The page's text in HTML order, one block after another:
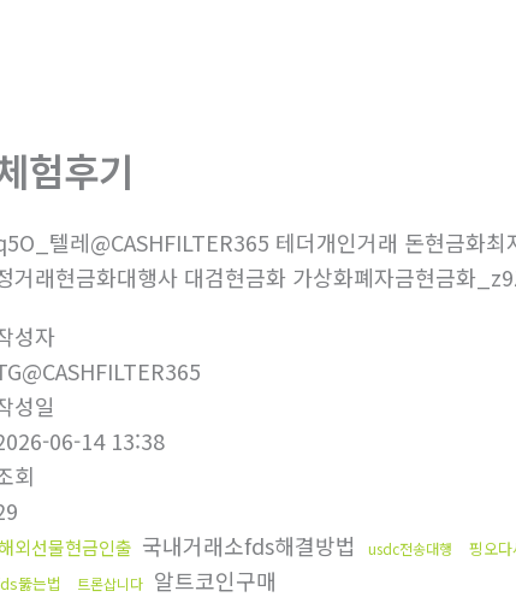
험후기
텔레@CASHFILTER365 테더개인거래 돈현금화
거래현금화대행사 대검현금화 가상화폐자금현금화
성자
성일
06-14 13:38
회
외선물현금인출 국내거래소fds해결방법 usdc전송대행 핑오
뚫는법
트론삽니다 알트코인구매